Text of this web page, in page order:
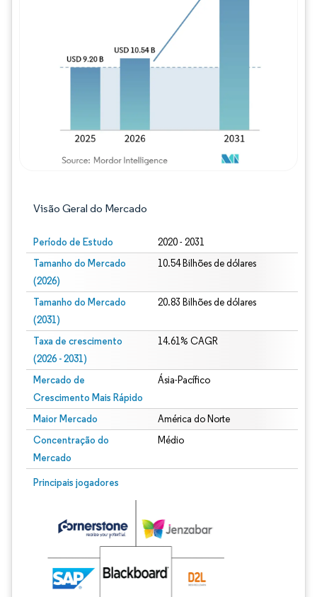
Visão Geral do Mercado
Período de Estudo 2020 - 2031
Tamanho do Mercado
(2026)
10.54 Bilhões de dólares
Tamanho do Mercado
(2031)
20.83 Bilhões de dólares
Taxa de crescimento
(2026 - 2031)
14.61% CAGR
Mercado de
Crescimento Mais Rápido
Ásia-Pacífico
Maior Mercado América do Norte
Concentração do
Mercado
Médio
Principais jogadores
Imagem © Mordor Intelligence. O reuso requer atribuição conforme CC BY 4.0.
Imagem © Mordor Intelligence. O reuso